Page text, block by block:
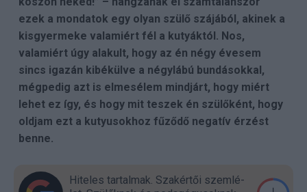
ezek a mondatok egy olyan szülő szájából, akinek a
kisgyermeke valamiért fél a kutyáktól. Nos,
valamiért úgy alakult, hogy az én négy évesem
sincs igazán kibékülve a négylábú bundásokkal,
mégpedig azt is elmesélem mindjárt, hogy miért
lehet ez így, és hogy mit teszek én szülőként, hogy
oldjam ezt a kutyusokhoz fűződő negatív érzést
benne.
Hiteles tartalmak. Szakér­tői szem­lé­